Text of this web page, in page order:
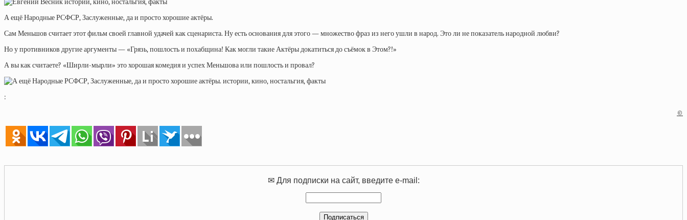
А ещё Народные РСФСР, Заслуженные, да и просто хорошие актёры.
Сам Меньшов считает этот фильм своей главной удачей как сценариста. Ну есть основания для этого — множество фраз из него ушли в народ. Это ли не показатель народной любви?
Но у противников другие аргументы — «Грязь, пошлость и похабщина! Как могли такие Актёры докатиться до съёмок в Этом?!»
А вы как считаете? «Ширли-мырли» это хорошая комедия и успех Меньшова или пошлость и провал?
:
©
✉ Для подписки на сайт, введите e-mail: